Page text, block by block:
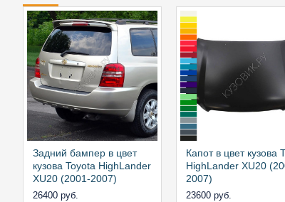
Задний бампер в цвет
кузова Toyota HighLander
XU20 (2001-2007)
26400 руб.
Капот в цвет кузова
HighLander XU20
2007)
23600 руб.